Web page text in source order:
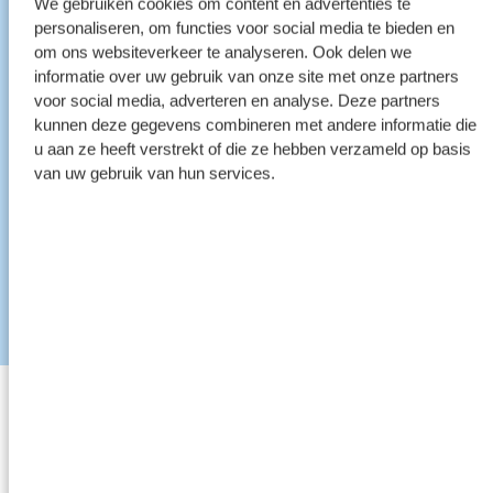
personaliseren, om functies voor social media te bieden en
om ons websiteverkeer te analyseren. Ook delen we
informatie over uw gebruik van onze site met onze partners
voor social media, adverteren en analyse. Deze partners
kunnen deze gegevens combineren met andere informatie die
u aan ze heeft verstrekt of die ze hebben verzameld op basis
van uw gebruik van hun services.